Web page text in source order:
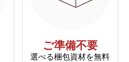
ご準備不要
選べる梱包資材を無料